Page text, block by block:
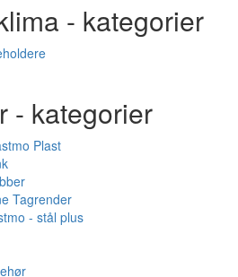
- kategorier
- kategorier
Plast
Tagrender
- stål plus